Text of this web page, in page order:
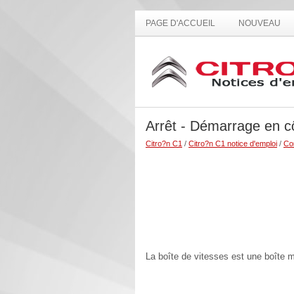
PAGE D'ACCUEIL NOUVEAU
Arrêt - Démarrage en
Citro?n C1 / Citro?n C1 notice d'emploi /
La boîte de vitesses est une boîte